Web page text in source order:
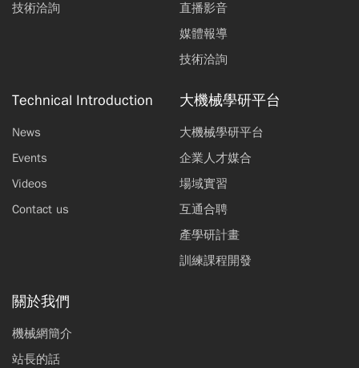
技術洽詢
直播影音
媒體報導
技術洽詢
Technical Introduction
News
Events
Videos
Contact us
大機械學研平台
大機械學研平台
企業人才媒合
場域實習
互通合聘
產學研計畫
訓練課程開發
關於我們
機械網簡介
站長的話